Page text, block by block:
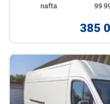
nafta 99
385